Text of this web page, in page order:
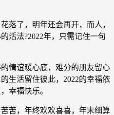
落了，明年还会再开，而人，
活法?2022年，只需记住一句
情谊暖心底，难分的朋友留心
生活留住彼此，2022的幸福依
幸福快乐。
苦，年终欢欢喜喜，年末细算